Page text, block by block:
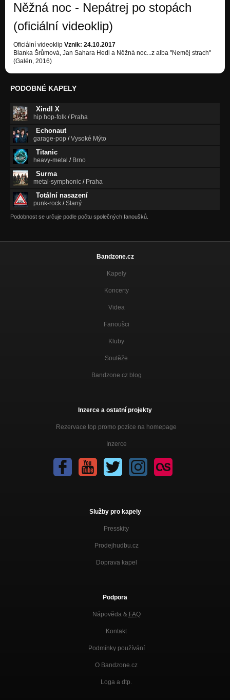
Něžná noc - Nepátrej po stopách
(oficiální videoklip)
Oficiální videoklip Vznik: 24.10.2017
Blanka Šrůmová, Jan Sahara Hedl a Něžná noc...z alba "Neměj strach"
(Galén, 2016)
PODOBNÉ KAPELY
Xindl X
hip hop-folk / Praha
Echonaut
garage-pop /Vysoké Mýto
Titanic
heavy-metal / Brno
Surma
metal-symphonic / Praha
Totální nasazení
punk-rock /Slaný
Podobnost se určuje podle počtu společných fanoušků.
Bandzone.cz
Kapely
Koncerty
Videa
Fanoušci
Kluby
Soutěže
Bandzone.cz blog
Inzerce a ostatní projekty
Rezervace top promo pozice na homepage
Inzerce
Služby pro kapely
Presskity
Prodejhudbu.cz
Doprava kapel
Podpora
Nápověda & FAQ
Kontakt
Podmínky používání
O Bandzone.cz
Loga a dtp.